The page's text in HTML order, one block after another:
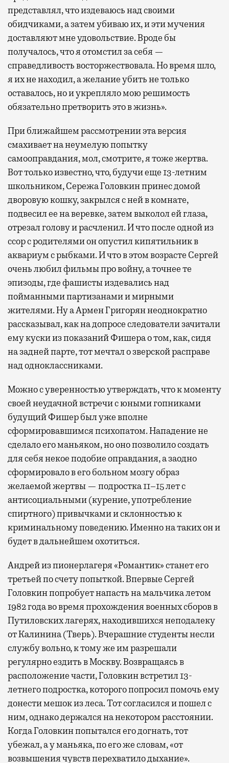
представлял, что издеваюсь над своими
обидчиками, а затем убиваю их, и эти мучения
доставляют мне удовольствие. Вроде бы
получалось, что я отомстил за себя —
справедливость восторжествовала. Но время шло,
я их не находил, а желание убить не только
оставалось, но и укрепляло мою решимость
обязательно претворить это в жизнь».
При ближайшем рассмотрении эта версия
смахивает на неумелую попытку
самооправдания, мол, смотрите, я тоже жертва.
Вот только известно, что, будучи еще 13-летним
школьником, Сережа Головкин принес домой
дворовую кошку, закрылся с ней в комнате,
подвесил ее на веревке, затем выколол ей глаза,
отрезал голову и расчленил. И что после одной из
ссор с родителями он опустил кипятильник в
аквариум с рыбками. И что в этом возрасте Сергей
очень любил фильмы про войну, а точнее те
эпизоды, где фашисты издевались над
пойманными партизанами и мирными
жителями. Ну а Армен Григорян неоднократно
рассказывал, как на допросе следователи зачитали
ему куски из показаний Фишера о том, как, сидя
на задней парте, тот мечтал о зверской расправе
над одноклассниками.
Можно с уверенностью утверждать, что к моменту
своей неудачной встречи с юными гопниками
будущий Фишер был уже вполне
сформировавшимся психопатом. Нападение не
сделало его маньяком, но оно позволило создать
для себя некое подобие оправдания, а заодно
сформировало в его больном мозгу образ
желаемой жертвы — подростка 11–15 лет с
антисоциальными (курение, употребление
спиртного) привычками и склонностью к
криминальному поведению. Именно на таких он и
будет в дальнейшем охотиться.
Андрей из пионерлагеря «Романтик» станет его
третьей по счету попыткой. Впервые Сергей
Головкин попробует напасть на мальчика летом
1982 года во время прохождения военных сборов в
Путиловских лагерях, находившихся неподалеку
от Калинина (Тверь). Вчерашние студенты несли
службу вольно, к тому же им разрешали
регулярно ездить в Москву. Возвращаясь в
расположение части, Головкин встретил 13-
летнего подростка, которого попросил помочь ему
донести мешок из леса. Тот согласился и пошел с
ним, однако держался на некотором расстоянии.
Когда Головкин попытался его догнать, тот
убежал, а у маньяка, по его же словам, «от
возвышения чувств перехватило дыхание».